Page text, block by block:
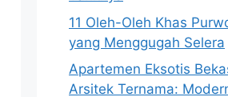
11 Oleh-Oleh Khas
yang Menggugah Selera
Apartemen Eksotis
Arsitek Ternama: